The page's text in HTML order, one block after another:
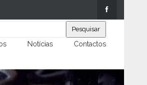
Notícias Contactos